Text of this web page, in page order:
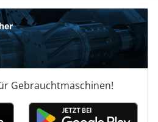
Gebrauchtmaschinen!